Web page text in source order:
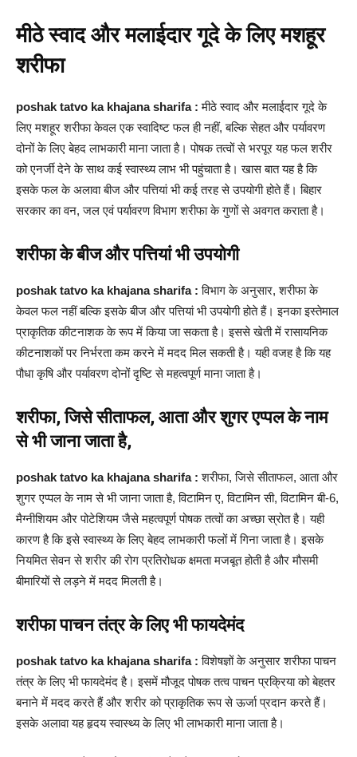
मीठे स्वाद और मलाईदार गूदे के लिए मशहूर
शरीफा
poshak tatvo ka khajana sharifa :मीठे स्वाद और मलाईदार गूदे के
लिए मशहूर शरीफा केवल एक स्वादिष्ट फल ही नहीं, बल्कि सेहत और पर्यावरण
दोनों के लिए बेहद लाभकारी माना जाता है। पोषक तत्वों से भरपूर यह फल शरीर
को एनर्जी देने के साथ कई स्वास्थ्य लाभ भी पहुंचाता है। खास बात यह है कि
इसके फल के अलावा बीज और पत्तियां भी कई तरह से उपयोगी होते हैं। बिहार
सरकार का वन, जल एवं पर्यावरण विभाग शरीफा के गुणों से अवगत कराता है।
शरीफा के बीज और पत्तियां भी उपयोगी
poshak tatvo ka khajana sharifa :विभाग के अनुसार, शरीफा के
केवल फल नहीं बल्कि इसके बीज और पत्तियां भी उपयोगी होते हैं। इनका इस्तेमाल
प्राकृतिक कीटनाशक के रूप में किया जा सकता है। इससे खेती में रासायनिक
कीटनाशकों पर निर्भरता कम करने में मदद मिल सकती है। यही वजह है कि यह
पौधा कृषि और पर्यावरण दोनों दृष्टि से महत्वपूर्ण माना जाता है।
शरीफा, जिसे सीताफल, आता और शुगर एप्पल के नाम
से भी जाना जाता है,
poshak tatvo ka khajana sharifa :शरीफा, जिसे सीताफल, आता और
शुगर एप्पल के नाम से भी जाना जाता है, विटामिन ए, विटामिन सी, विटामिन बी-6,
मैग्नीशियम और पोटेशियम जैसे महत्वपूर्ण पोषक तत्वों का अच्छा स्रोत है। यही
कारण है कि इसे स्वास्थ्य के लिए बेहद लाभकारी फलों में गिना जाता है। इसके
नियमित सेवन से शरीर की रोग प्रतिरोधक क्षमता मजबूत होती है और मौसमी
बीमारियों से लड़ने में मदद मिलती है।
शरीफा पाचन तंत्र के लिए भी फायदेमंद
poshak tatvo ka khajana sharifa :विशेषज्ञों के अनुसार शरीफा पाचन
तंत्र के लिए भी फायदेमंद है। इसमें मौजूद पोषक तत्व पाचन प्रक्रिया को बेहतर
बनाने में मदद करते हैं और शरीर को प्राकृतिक रूप से ऊर्जा प्रदान करते हैं।
इसके अलावा यह हृदय स्वास्थ्य के लिए भी लाभकारी माना जाता है।